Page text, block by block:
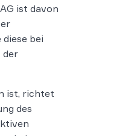
ist davon
bei
der
ist, richtet
des